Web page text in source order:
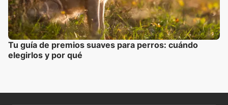
Tu guía de premios suaves para perros: cuándo
elegirlos y por qué